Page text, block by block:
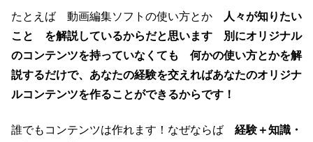
たとえば 動画編集ソフトの使い方とか
人々が知りたい
こと を解説しているからだと思います 別にオリジナル
のコンテンツを持っていなくても 何かの使い方とかを解
説するだけで、あなたの経験を交えればあなたのオリジナ
ルコンテンツを作ることができるからです！
誰でもコンテンツは作れます！なぜならば 経験＋知識・